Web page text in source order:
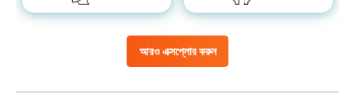
আরও এক্সপ্লোর করুন